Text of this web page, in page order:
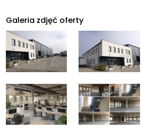
Galeria zdjęć oferty